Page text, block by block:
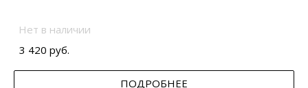
Нет в наличии
3 420 руб.
ПОДРОБНЕЕ